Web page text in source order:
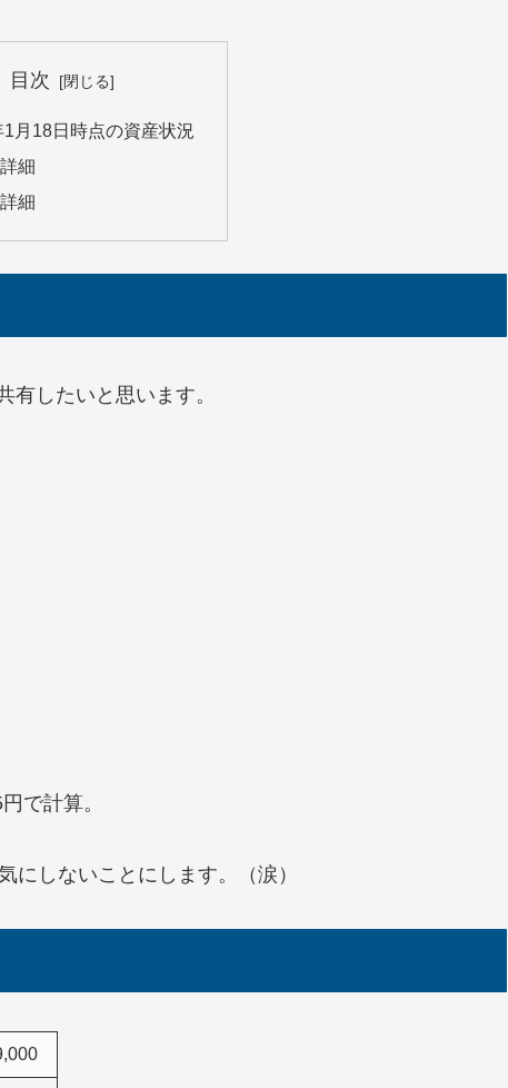
目次
1月18日時点の資産状況
細
細
有したいと思います。
で計算。
にしないことにします。（涙）